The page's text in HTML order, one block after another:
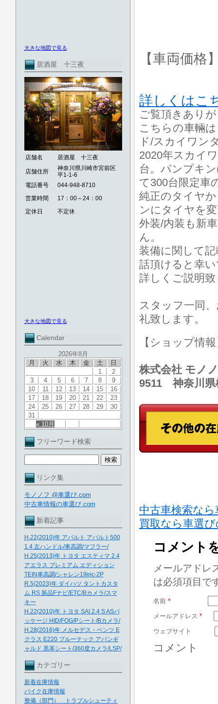
大きな地図で見る
居酒屋 十三夜
店舗名 居酒屋 十三夜
店舗住所
神奈川県川崎市宮前区
平1-1-6
電話番号
044-948-8710
営業時間
17：00～24：00
定休日
不定休
大きな地図で見る
Calendar
2026年8月
月
火 水 木 金 土 日
« 10月
1
2
3
4 5 6 7 8
9
10
11 12 13 14 15
16
17
18 19 20 21 22
23
24
25 26 27 28 29
30
31
フリーワード検索
リンク集
モノノフ @車選び.com
中古車情報の車選び.com
新着記事
H.22(2010)年 アバルト アバルト500
1.4 左ハンドル/車高調/マフラー/
H.25(2013)年 トヨタ エスティマ 2.4
アエラス プレミアム エディション
TEIN車高調/シャレン19inc-2P
R.5(2023)年 ダイハツ タントカスタ
ム RS 新品Fナビ/ETC/Bカメラ/スマ
キー
H.22(2010)年 トヨタ SAI 2.4 S ASパ
ッケージ HID/FOG/Pシート/Bカメラ/
H.28(2016)年 メルセデス・ベンツ E
クラス E220 ブルーテック アバンギ
ャルド 黒革シート/360度カメラ/LSP/
カテゴリー
新着在庫情報
バイク在庫情報
整備（部門） トラブルシューティ
【車両価格
詳しくはこ
ご覧頂きあり
こちらの車輛
ド/スカイワン
2020年スカイ
台。パンプキ
て300台限定車
純正のタイヤ
ンにタイヤを
外装/内装も新
ん。
装備に関して
話頂けると幸
詳しくご説明
スタッフ一同
礼致します。
【ショップ情
株式会社 モノ
9511 神奈川県
中古車検索な
買取なら車選
コメント
メールアドレ
は必須項目で
名前 *
メールアドレス *
ウェブサイト
コメント